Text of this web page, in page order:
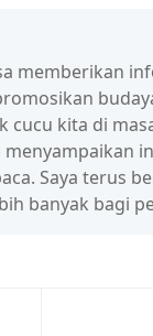
memberikan
cucu kita di
menyampaikan
Saya terus
banyak bagi